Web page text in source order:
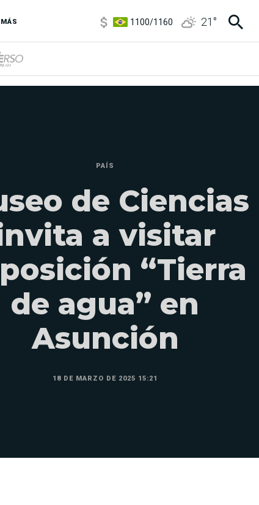
3,8/4
21 °
PAÍS
de Ciencias
a visitar
“Tierra
de agua” en
Asunción
18 DE MARZO DE 2025 15:21